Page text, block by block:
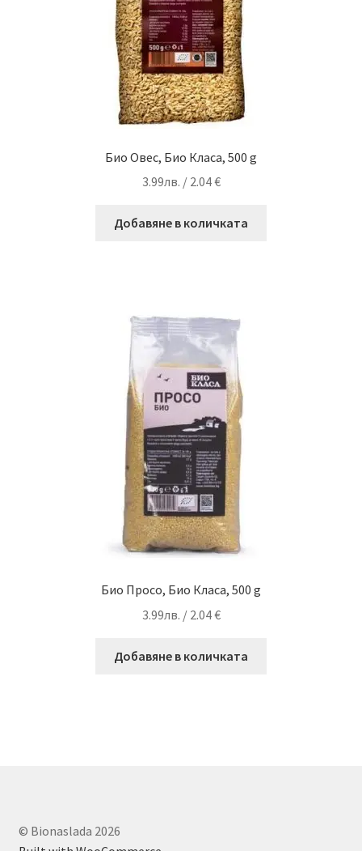
Био Овес, Био Класа, 500 g
3.99лв. / 2.04 €
Добавяне в количката
Био Просо, Био Класа, 500 g
3.99лв. / 2.04 €
Добавяне в количката
© Bionaslada 2026